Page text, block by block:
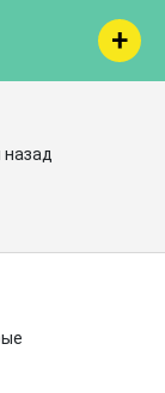
назад